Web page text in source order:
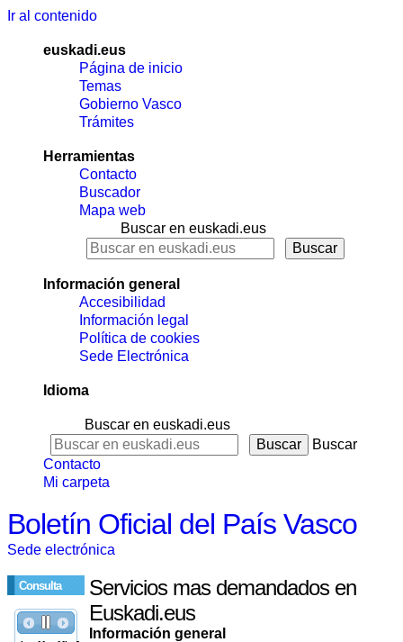
Ir al contenido
euskadi.eus
Página de inicio
Temas
Gobierno Vasco
Trámites
Herramientas
Contacto
Buscador
Mapa web
Buscar en euskadi.eus
Información general
Accesibilidad
Información legal
Política de cookies
Sede Electrónica
Idioma
Buscar en euskadi.eus
Buscar
Contacto
Mi carpeta
Boletín Oficial del País Vasco
Sede electrónica
Consulta
Servicios mas demandados en
Euskadi.eus
Información general